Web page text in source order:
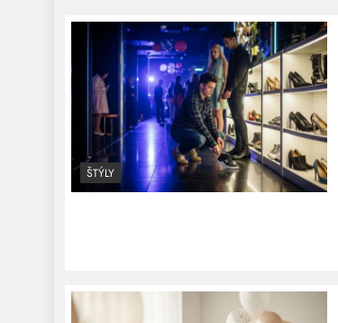
Ako sa obliecť na huby:
Praktické tipy pre výlet do
prírody
ŠTÝLY